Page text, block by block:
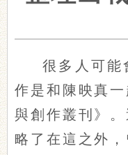
很多人可能
作是和陳映真
與創作叢刊》
略了在這之外